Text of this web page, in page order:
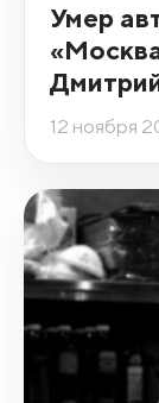
Умер
12 ноября